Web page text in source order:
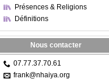
Présences & Religions
Définitions
Nous contacter
07.77.37.70.61
frank@nhaiya.org